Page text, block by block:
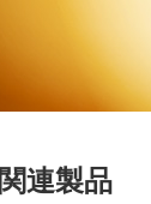
関連製品